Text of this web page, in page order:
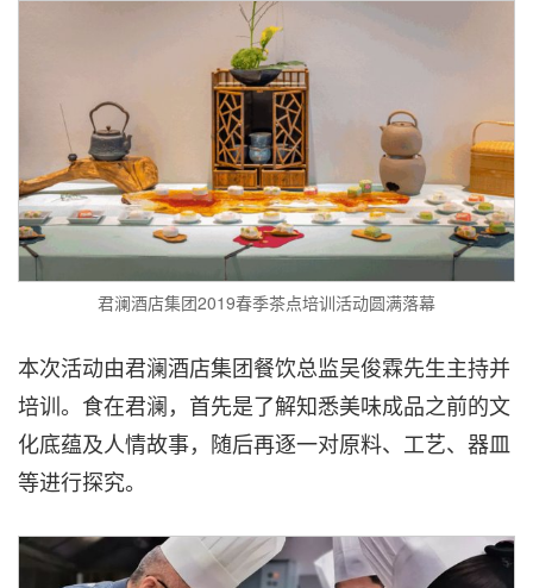
君澜酒店集团2019春季茶点培训活动圆满落幕
本次活动由君澜酒店集团餐饮总监吴俊霖先生主持并
培训。食在君澜，首先是了解知悉美味成品之前的文
化底蕴及人情故事，随后再逐一对原料、工艺、器皿
等进行探究。